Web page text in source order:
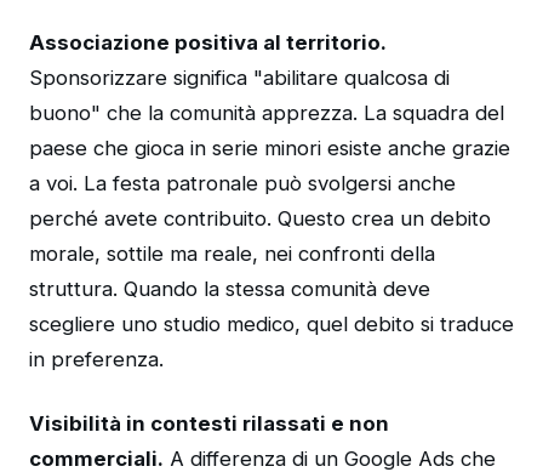
Associazione positiva al territorio.
Sponsorizzare significa "abilitare qualcosa di
buono" che la comunità apprezza. La squadra del
paese che gioca in serie minori esiste anche grazie
a voi. La festa patronale può svolgersi anche
perché avete contribuito. Questo crea un debito
morale, sottile ma reale, nei confronti della
struttura. Quando la stessa comunità deve
scegliere uno studio medico, quel debito si traduce
in preferenza.
Visibilità in contesti rilassati e non
commerciali. A differenza di un Google Ads che